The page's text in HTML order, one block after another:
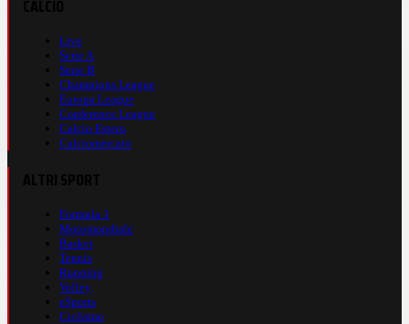
Live
Serie A
Serie B
Champions League
Europa League
Conference League
Calcio Estero
Calciomercato
Formula 1
Motomondiale
Basket
Tennis
Running
Volley
eSports
Ciclismo